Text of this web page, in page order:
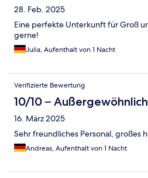
28. Feb. 2025
Eine perfekte Unterkunft für Groß
gerne!
Julia, Aufenthalt von 1 Nacht
Verifizierte Bewertung
10/10 – Außergewöhnlich
16. März 2025
Sehr freundliches Personal, großes
Andreas, Aufenthalt von 1 Nacht